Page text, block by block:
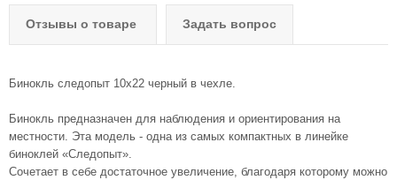
Отзывы о товаре Задать вопрос
Бинокль следопыт 10х22 черный в чехле.
Бинокль предназначен для наблюдения и ориентирования на
местности. Эта модель - одна из самых компактных в линейке
биноклей «Следопыт».
Сочетает в себе достаточное увеличение, благодаря которому можно